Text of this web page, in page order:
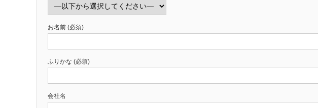
お名前 (必須)
ふりかな (必須)
会社名